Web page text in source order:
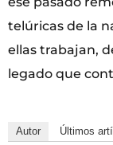
telúricas de la
ellas trabajan,
legado que
Autor Últimos